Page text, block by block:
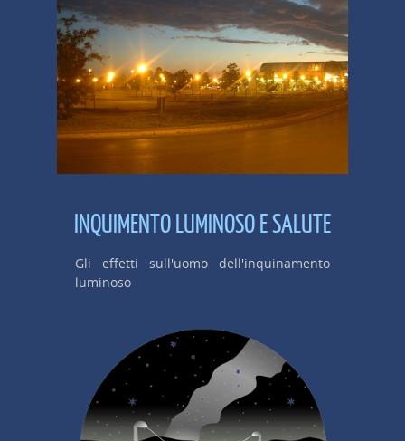
INQUIMENTO LUMINOSO E SALUTE
Gli effetti sull'uomo dell'inquinamento
luminoso